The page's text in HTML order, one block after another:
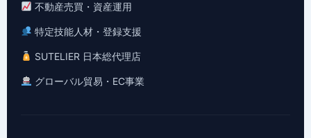
不動産売買・資産運用
特定技能人材・登録支援
SUTELIER 日本総代理店
グローバル貿易・EC事業